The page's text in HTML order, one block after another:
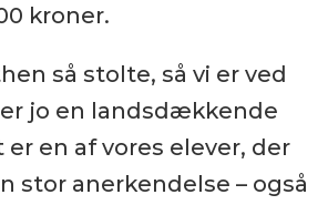
kroner.
så stolte, så vi er ved
jo en landsdækkende
er en af vores elever, der
stor anerkendelse – også